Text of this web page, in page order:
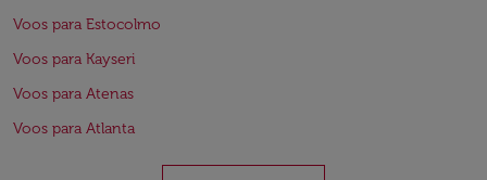
Voos para Estocolmo
Voos para Kayseri
Voos para Atenas
Voos para Atlanta